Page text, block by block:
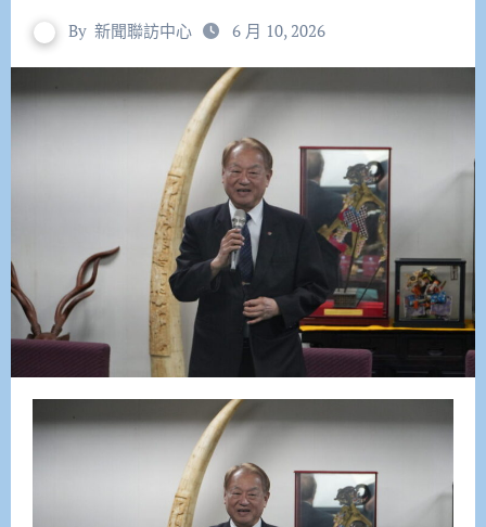
By 新聞聯訪中心 6 月 10, 2026